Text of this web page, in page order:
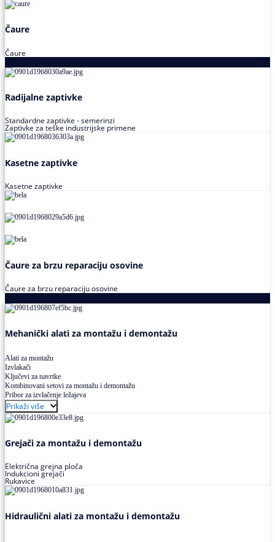
Čaure
Čaure
Radijalne zaptivke
Standardne zaptivke - semerinzi
Zaptivke za teške industrijske primene
Kasetne zaptivke
Kasetne zaptivke
Čaure za brzu reparaciju osovine
Čaure za brzu reparaciju osovine
Mehanički alati za montažu i demontažu
Alati za montažu
Izvlakači
Ključevi za navrtke
Kombinovani setovi za montažu i demontažu
Pribor za izvlačenje ležajeva
Prikaži više
Grejači za montažu i demontažu
Električna grejna ploča
Indukcioni grejači
Rukavice
Hidraulični alati za montažu i demontažu